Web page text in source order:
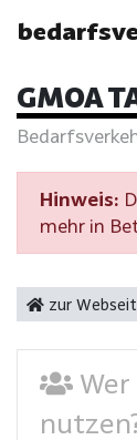
GMOA
Hinweis:
mehr in
zur